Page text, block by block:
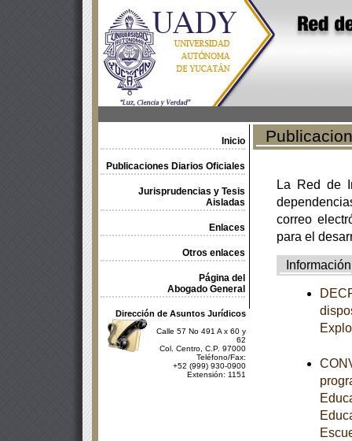
Inicio
Publicaciones Diarios Oficiales
Jurisprudencias y Tesis
Aisladas
Enlaces
Otros enlaces
Página del
Abogado General
Dirección de Asuntos Jurídicos
Calle 57 No 491 A x 60 y
62
Col. Centro, C.P. 97000
Teléfono/Fax:
+52 (999) 930-0900
Extensión: 1151
La Red de
correo
para el
Información